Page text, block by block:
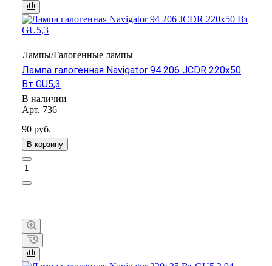
Лампы/Галогенные лампы
Лампа галогенная Navigator 94 206 JCDR 220х50
Вт GU5,3
В наличии
Арт. 736
90 руб.
В корзину